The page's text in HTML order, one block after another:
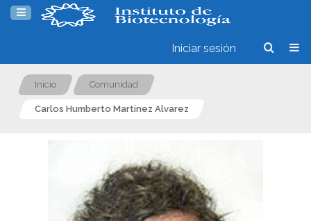
Iniciar sesión
Inicio Comunidad
Carlos Humberto Martinez Alvarez